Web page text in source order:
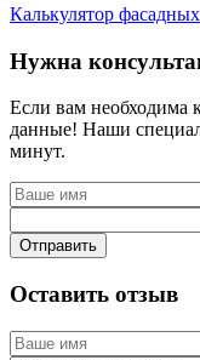
Калькулятор
Нужна
Если вам необходима
данные! Наши
минут.
Отправить
Оставить отзыв